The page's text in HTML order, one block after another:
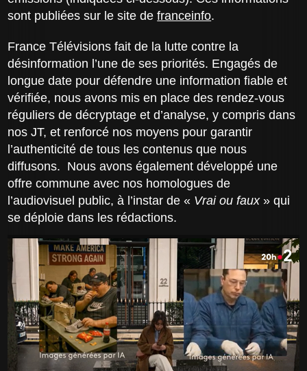
sont publiées sur le site defranceinfo.
France Télévisions fait de la lutte contre la
désinformation l’une de ses priorités. Engagés de
longue date pour défendre une information fiable et
vérifiée, nous avons mis en place des rendez-vous
réguliers de décryptage et d’analyse, y compris dans
nos JT, et renforcé nos moyens pour garantir
l’authenticité de tous les contenus que nous
diffusons. Nous avons également développé une
offre commune avec nos homologues de
l’audiovisuel public, à l’instar de « Vrai ou faux» qui
se déploie dans les rédactions.​